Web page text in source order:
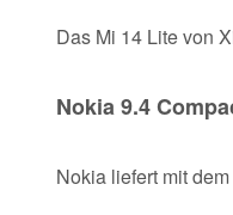
Das Mi 14 Lite von
Nokia 9.4
Nokia liefert mit